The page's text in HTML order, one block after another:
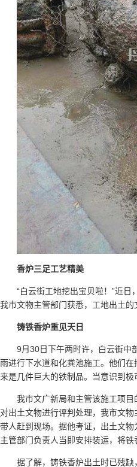
香炉三足工艺精美
“白云街工地挖出宝贝啦！”近
我市文物主管部门获悉，工地出土
铸铁香炉重见天日
9月30日下午两时许，白云街中
雨进行下水道和化粪池施工。他们
来是几件巨大的铁制品。当意识到
我市文广新局和主管该施工项
对出土文物进行评判处理，我市文
带人赶到现场。据他考证，出土文
主管部门负责人当即安排装运，将铁
据了解，铸铁香炉出土时已残